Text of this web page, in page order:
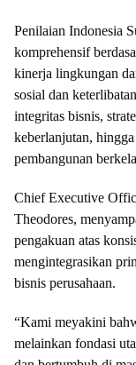
Penilaian Indonesia
komprehensif
kinerja lingkungan
sosial dan
integritas bisnis,
keberlanjutan,
pembangunan
Chief Executive
Theodores,
pengakuan atas
mengintegrasikan
bisnis perusahaan.
“Kami meyakini
melainkan fondasi